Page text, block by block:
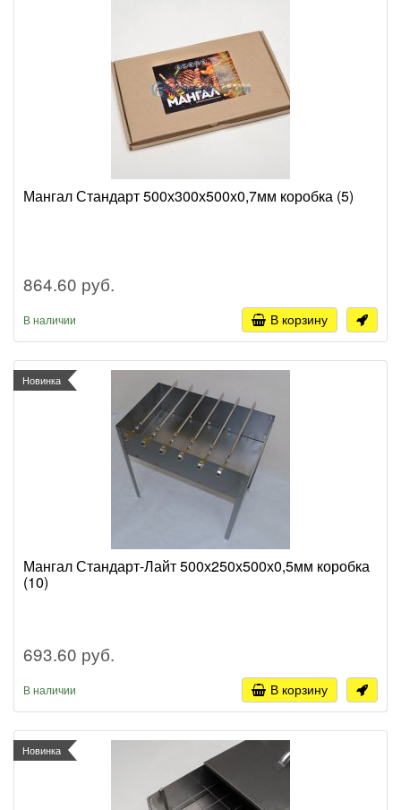
Мангал Стандарт 500х300х500х0,7мм коробка (5)
864.60 руб.
В наличии В корзину
Новинка
Мангал Стандарт-Лайт 500х250х500х0,5мм коробка
(10)
693.60 руб.
В наличии В корзину
Новинка